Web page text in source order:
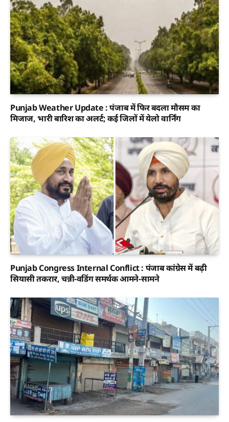
Punjab Weather Update : पंजाब में फिर बदला मौसम का
मिजाज, भारी बारिश का अलर्ट; कई जिलों में येलो वार्निंग
Punjab Congress Internal Conflict : पंजाब कांग्रेस में बढ़ी
सियासी तकरार, चन्नी-वडिंग समर्थक आमने-सामने